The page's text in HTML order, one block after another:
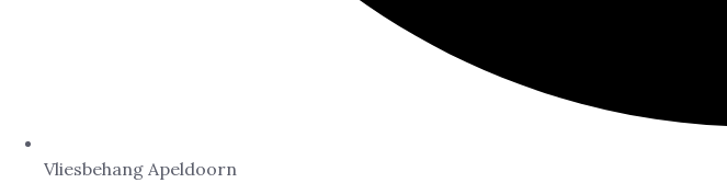
Vliesbehang Apeldoorn